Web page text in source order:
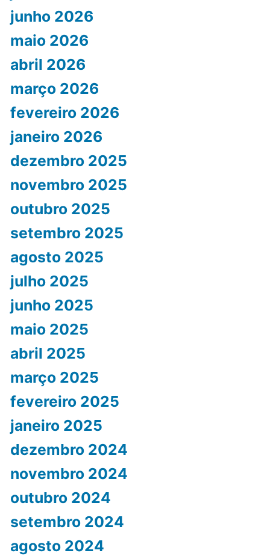
junho 2026
maio 2026
abril 2026
março 2026
fevereiro 2026
janeiro 2026
dezembro 2025
novembro 2025
outubro 2025
setembro 2025
agosto 2025
julho 2025
junho 2025
maio 2025
abril 2025
março 2025
fevereiro 2025
janeiro 2025
dezembro 2024
novembro 2024
outubro 2024
setembro 2024
agosto 2024